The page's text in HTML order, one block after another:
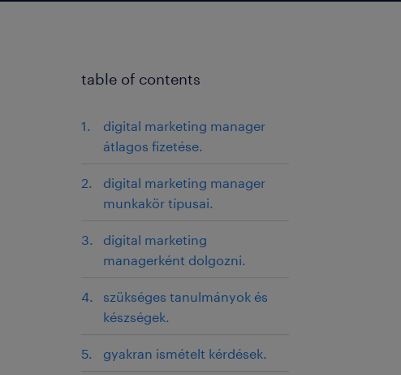
table of contents
digital marketing manager
átlagos fizetése.
digital marketing manager
munkakör típusai.
digital marketing
managerként dolgozni.
szükséges tanulmányok és
készségek.
gyakran ismételt kérdések.